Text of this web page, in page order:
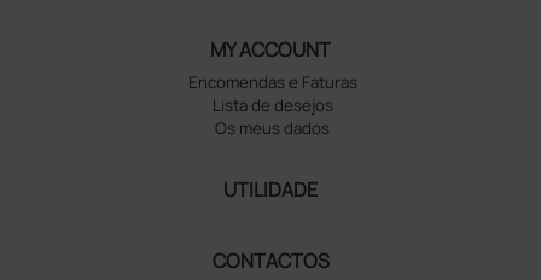
MY ACCOUNT
Encomendas e Faturas
Lista de desejos
Os meus dados
UTILIDADE
CONTACTOS